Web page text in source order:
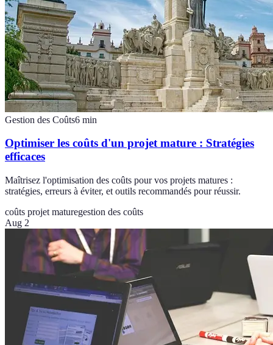
Gestion des Coûts6 min
Optimiser les coûts d'un projet mature : Stratégies
efficaces
Maîtrisez l'optimisation des coûts pour vos projets matures :
stratégies, erreurs à éviter, et outils recommandés pour réussir.
coûts projet maturegestion des coûts
Aug 2